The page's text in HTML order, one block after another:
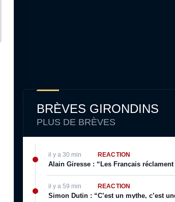
BRÈVES GIRONDINS
PLUS DE BRÈVES
il y a 30 min RÉACTION
Alain Giresse : “Les Français
il y a 59 min RÉACTION
Simon Dutin : “C’est un mythe, c’est